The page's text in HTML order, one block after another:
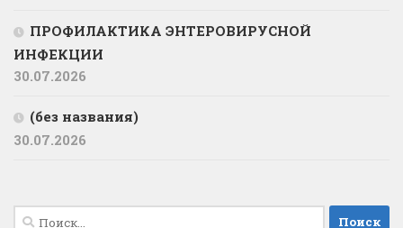
ПРОФИЛАКТИКА ЭНТЕРОВИРУСНОЙ
ИНФЕКЦИИ
30.07.2026
(без названия)
30.07.2026
Найти: